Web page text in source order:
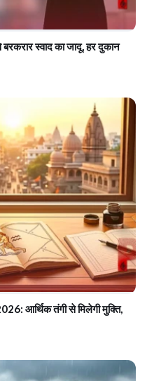
स्वाद का जादू, हर दुकान
आर्थिक तंगी से मिलेगी मुक्ति,